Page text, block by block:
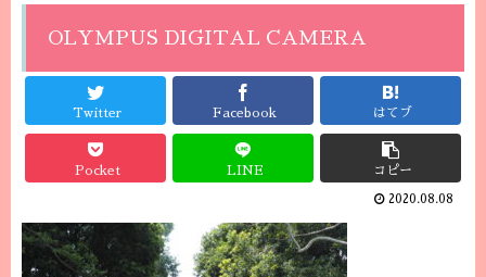
OLYMPUS DIGITAL CAMERA
Twitter Facebook はてブ
Pocket LINE コピー
2020.08.08